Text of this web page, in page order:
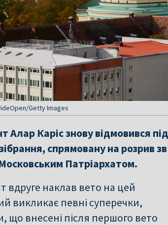
Getty Images
Алар Каріс знову відмовився
спрямовану на розрив
Московським Патріархатом.
вдруге наклав вето на цей
викликає певні суперечки,
що внесені після першого вето